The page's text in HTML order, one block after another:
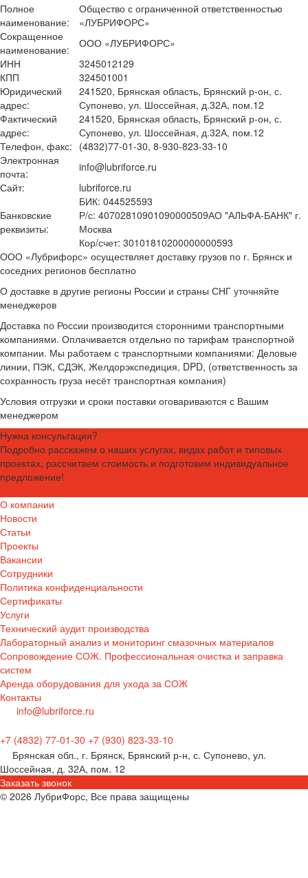
Полное
наименование:
Общество с ограниченной ответственностью
«ЛУБРИФОРС»
Сокращенное
наименование:
ООО «ЛУБРИФОРС»
ИНН
3245012129
КПП
324501001
Юридический
адрес:
241520, Брянская область, Брянский р-он, с.
Супонево, ул. Шоссейная, д.32А, пом.12
Фактический
адрес:
241520, Брянская область, Брянский р-он, с.
Супонево, ул. Шоссейная, д.32А, пом.12
Телефон, факс: (4832)77-01-30, 8-930-823-33-10
Электронная
почта:
info@lubriforce.ru
Сайт:
lubriforce.ru
Банковские
реквизиты:
БИК: 044525593
Р/с: 40702810901090000509АО "АЛЬФА-БАНК" г.
Москва
Кор/счет: 30101810200000000593
ООО «Лубрифорс» осуществляет доставку грузов по г. Брянск и
соседних регионов бесплатно
О доставке в другие регионы России и страны СНГ уточняйте
менеджеров
Доставка по России производится сторонними транспортными
компаниями. Оплачивается отдельно по тарифам транспортной
компании. Мы работаем с транспортными компаниями: Деловые
линии, ПЭК, СДЭК, Желдорэкспедиция, DPD, (ответственность за
сохранность груза несёт транспортная компания)
Условия отгрузки и сроки поставки оговариваются с Вашим
менеджером
Нужна консультация?
Подробно расскажем о наших услугах, видах работ и типовых
проектах, рассчитаем стоимость и подготовим индивидуальное
предложение!
О компании
Новости
Статьи
Проекты
Вакансии
Сотрудники
Политика конфиденциальности
Сертификаты
Услуги
Технический аудит производства
Лабораторный анализ и мониторинг смазочных материалов
Сопровождение СОЖ. Профессиональная очистка и заправка
систем
Аренда оборудования для ухода за СОЖ
Контакты
info@lubriforce.ru
+7 (4832) 77-01-30 +7 (930) 823-33-10
Брянская обл., г. Брянск, Брянский р-н, с. Супонево, ул.
Шоссейная, д. 32А, пом. 12
Заказать звонок
© 2026 ЛубриФорс, Все права защищены